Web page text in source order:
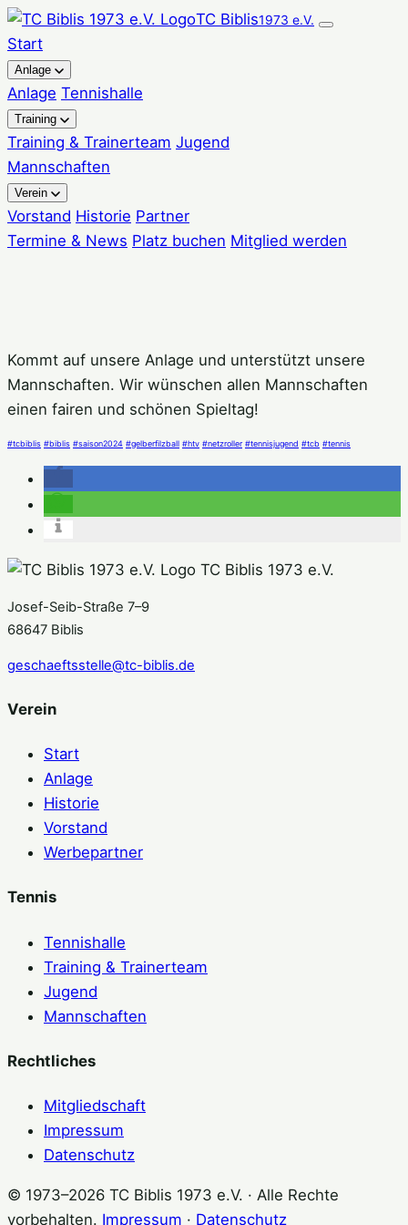
Zum
Inhalt
springen
TC Biblis1973 e.V.
Start
Anlage
Anlage Tennishalle
Training
Training & Trainerteam Jugend
Mannschaften
Verein
Vorstand Historie Partner
Termine & News Platz buchen Mitglied werden
Kommt auf unsere Anlage und unterstützt unsere
Mannschaften. Wir wünschen allen Mannschaften
einen fairen und schönen Spieltag!
#tcbiblis #biblis #saison2024 #gelberfilzball #htv #netzroller #tennisjugend #tcb #tennis
TC Biblis 1973 e.V.
Josef-Seib-Straße 7–9
68647 Biblis
geschaeftsstelle@tc-biblis.de
Verein
Start
Anlage
Historie
Vorstand
Werbepartner
Tennis
Tennishalle
Training & Trainerteam
Jugend
Mannschaften
Rechtliches
Mitgliedschaft
Impressum
Datenschutz
© 1973–2026 TC Biblis 1973 e.V. · Alle Rechte
vorbehalten. Impressum · Datenschutz